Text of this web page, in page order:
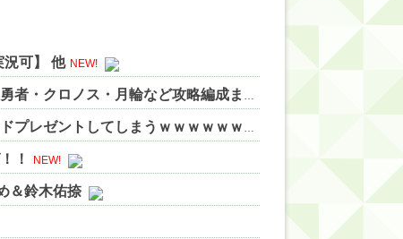
況可】 他 NEW!
【ドラクエウォーク】ドラゴンコープスを高速撃破！勇者・クロノス・月輪など攻略編成まとめ 他
【悲報】鎌田大地に日本代表の後輩３人が高級ブランドプレゼントしてしまうｗｗｗｗｗｗｗ 他
！ NEW!
＆鈴木佑捺